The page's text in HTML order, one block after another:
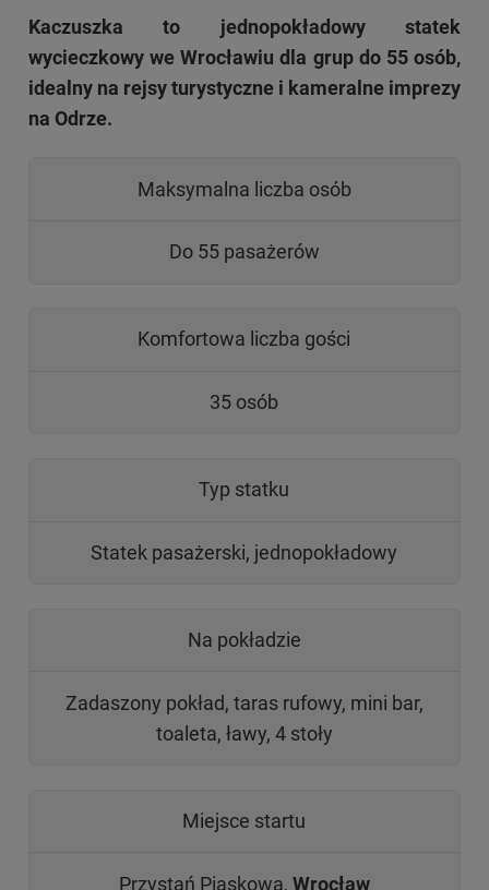
Kaczuszka to jednopokładowy statek
wycieczkowy we Wrocławiu dla grup do 55 osób,
idealny na rejsy turystyczne i kameralne imprezy
na Odrze.
Maksymalna liczba osób
Do 55 pasażerów
Komfortowa liczba gości
35 osób
Typ statku
Statek pasażerski, jednopokładowy
Na pokładzie
Zadaszony pokład, taras rufowy, mini bar,
toaleta, ławy, 4 stoły
Miejsce startu
Przystań Piaskowa, Wrocław